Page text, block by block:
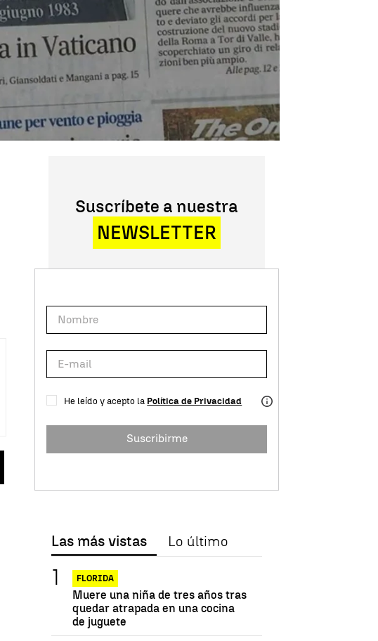
Suscríbete a nuestra
NEWSLETTER
He leído y acepto la Política de Privacidad
Suscribirme
Las más vistas Lo último
FLORIDA
Muere una niña de tres años tras
quedar atrapada en una cocina
de juguete